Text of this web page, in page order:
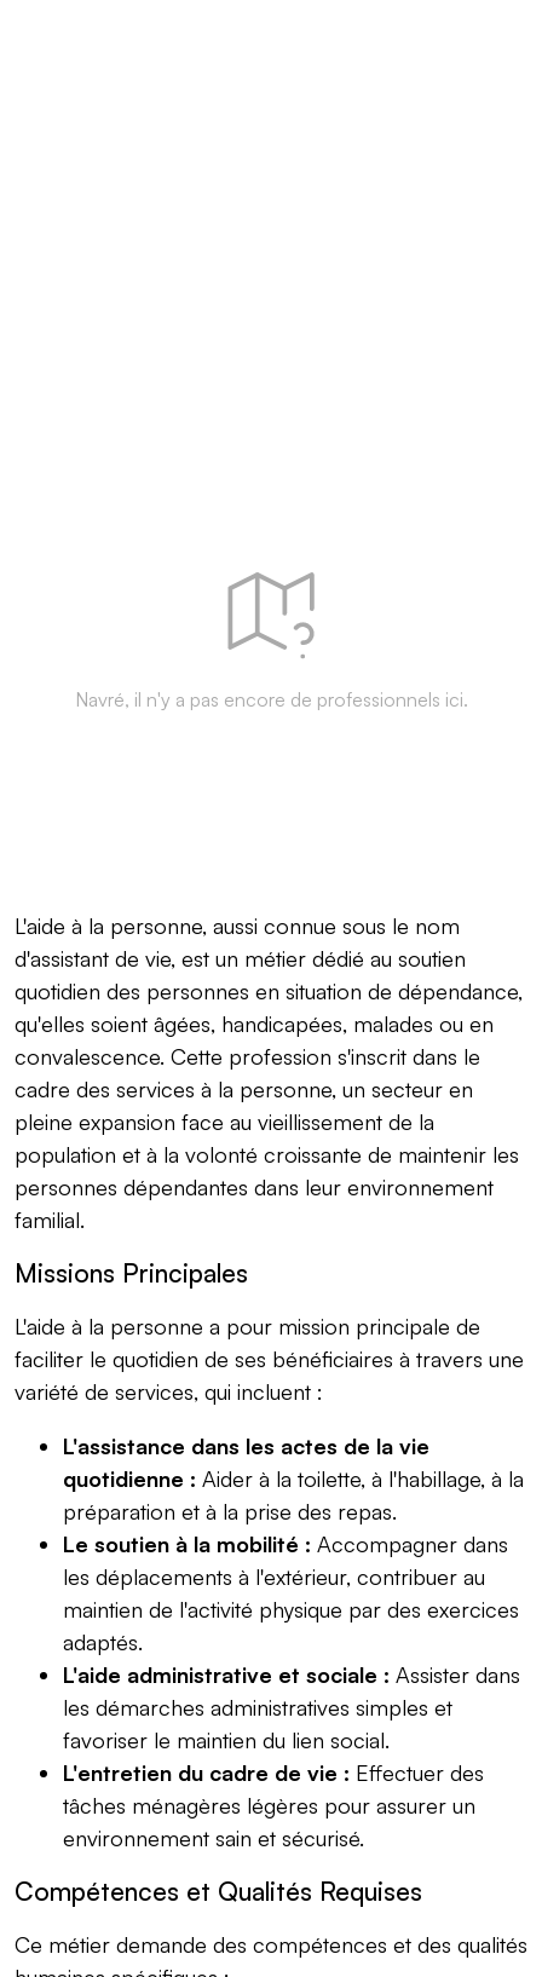
Navré, il n'y a pas encore de professionnels ici.
L'aide à la personne, aussi connue sous le nom
d'assistant de vie, est un métier dédié au soutien
quotidien des personnes en situation de dépendance,
qu'elles soient âgées, handicapées, malades ou en
convalescence. Cette profession s'inscrit dans le
cadre des services à la personne, un secteur en
pleine expansion face au vieillissement de la
population et à la volonté croissante de maintenir les
personnes dépendantes dans leur environnement
familial.
Missions Principales
L'aide à la personne a pour mission principale de
faciliter le quotidien de ses bénéficiaires à travers une
variété de services, qui incluent :
L'assistance dans les actes de la vie
quotidienne : Aider à la toilette, à l'habillage, à la
préparation et à la prise des repas.
Le soutien à la mobilité : Accompagner dans
les déplacements à l'extérieur, contribuer au
maintien de l'activité physique par des exercices
adaptés.
L'aide administrative et sociale : Assister dans
les démarches administratives simples et
favoriser le maintien du lien social.
L'entretien du cadre de vie : Effectuer des
tâches ménagères légères pour assurer un
environnement sain et sécurisé.
Compétences et Qualités Requises
Ce métier demande des compétences et des qualités